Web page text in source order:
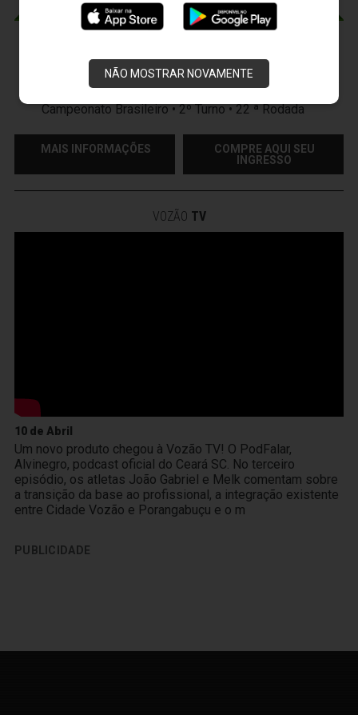
NÃO MOSTRAR NOVAMENTE
Sábado, 15/08/2026 - 18:30
Presidente Vargas - Capital/CE
Campeonato Brasileiro • 2º Turno • 22 ª Rodada
MAIS INFORMAÇÕES
COMPRE AQUI SEU
INGRESSO
VOZÃO TV
10 de Abril
Um novo produto chegou à Vozão TV! O PodFalar,
Alvinegro, podcast oficial do Ceará SC. No terceiro
episódio, os atletas João Gabriel e Melk comentam sobre
a transição da base ao profissional, a integração existente
entre Cidade Vozão e Porangabuçu e o m
PUBLICIDADE